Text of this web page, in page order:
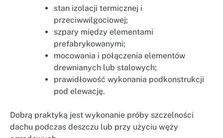
stan izolacji termicznej i
przeciwwilgociowej;
szpary między elementami
prefabrykowanymi;
mocowania i połączenia elementów
drewnianych lub stalowych;
prawidłowość wykonania podkonstrukcji
pod elewację.
Dobrą praktyką jest wykonanie próby szczelności
dachu podczas deszczu lub przy użyciu węży